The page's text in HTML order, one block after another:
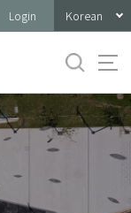
Login Korean